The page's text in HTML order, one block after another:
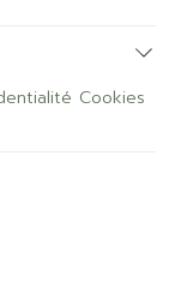
Cookies